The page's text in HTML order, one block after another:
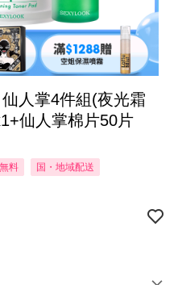
仙人掌4件組(夜光霜
仙人掌棉片50片
料 国・地域配送